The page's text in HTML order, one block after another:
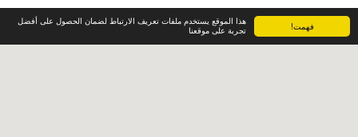
فهمت!
هذا الموقع يستخدم ملفات تعريف الارتباط لضمان الحصول على أفضل
تجربة على موقعنا
تصميم و كتابة المحتوى و المقالات